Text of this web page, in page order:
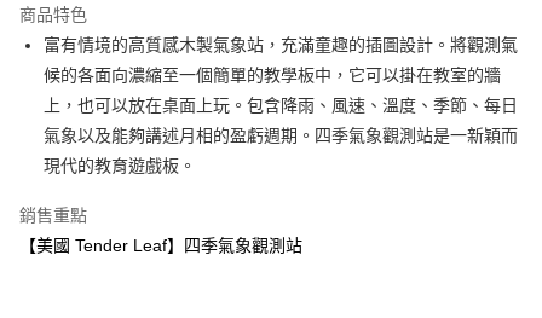
1.本服務由台灣大哥大提供，台灣大哥大用戶可立即使用無須另外申請。
2.付款方式選擇「大哥付你分期」，訂單成立後會自動跳轉到大哥付的交易
流程，驗證手機門號後，選擇欲分期的期數、繳款截止日，確認付款後即完
成交易。
3.實際核准額度、可分期數及費用金額請依後續交易確認頁面所載為準。
4.訂單成立30分鐘內，如未前往確認交易或遇審核未通過，訂單將自動取
消。如遇「轉專審核」未通過狀況，表示未達大哥付你分期系統評分，恕無
法說明評估內容。
1.分期款項不併入電信帳單，「大哥付你分期」於每月結算日後寄送繳費提
2.透過簡訊連結打開帳單後，可選擇「超商條碼／台灣大直營門市／銀行轉
AFTEE先享後付
相關說明
【關於「AFTEE先享後付」】
便利好安心！
１．簡單：不需註冊會員、不需綁卡、不需儲值。
２．便利：只要手機號碼，簡訊認證，即可結帳。
３．安心：先確認商品／服務後，再付款。
【「AFTEE先享後付」結帳流程】
１．於結帳方式選擇「AFTEE先享後付」後，將跳轉至「AFTEE先享後付」
ATM付款
運送方式
每筆NT$70，滿NT$800(含以上)免運費
商品特色
富有情境的高質感木製氣象站，充滿童趣的插圖設計。將觀測氣
候的各面向濃縮至一個簡單的教學板中，它可以掛在教室的牆
上，也可以放在桌面上玩。包含降雨、風速、溫度、季節、每日
氣象以及能夠講述月相的盈虧週期。四季氣象觀測站是一新穎而
現代的教育遊戲板。
銷售重點
【美國 Tender Leaf】四季氣象觀測站